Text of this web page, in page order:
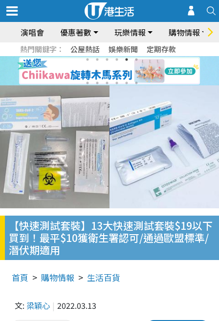
演唱會 優惠著數 玩樂情報 購物情報
熱門關鍵字： 公屋熱話 娛樂新聞 定期存款
【快速測試套裝】13大快速測試套裝$19以下
買到！最平$10獲衛生署認可/通過歐盟標準/
潛伏期適用
首頁 購物情報 生活百貨
文: 梁穎心 2022.03.13